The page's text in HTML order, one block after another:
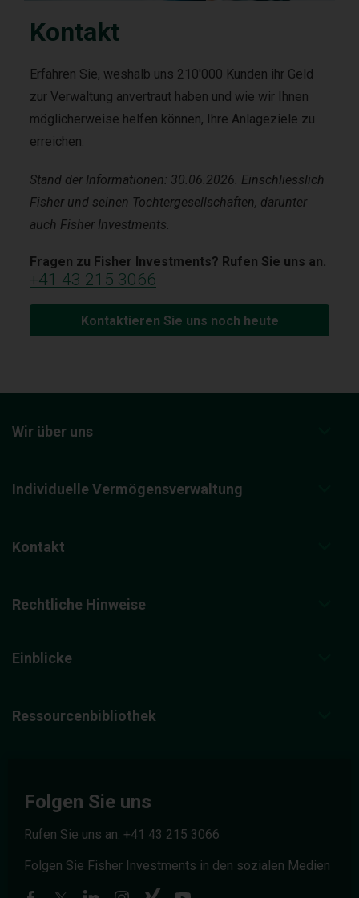
Kontakt
Erfahren Sie, weshalb uns 210'000 Kunden ihr Geld
zur Verwaltung anvertraut haben und wie wir Ihnen
möglicherweise helfen können, Ihre Anlageziele zu
erreichen.
Stand der Informationen: 30.06.2026. Einschliesslich
Fisher und seinen Tochtergesellschaften, darunter
auch Fisher Investments.
Fragen zu Fisher Investments? Rufen Sie uns an.
+41 43 215 3066
Kontaktieren Sie uns noch heute
Wir über uns
Individuelle Vermögensverwaltung
Kontakt
Rechtliche Hinweise
Einblicke
Ressourcenbibliothek
Folgen Sie uns
Rufen Sie uns an: +41 43 215 3066
Folgen Sie Fisher Investments in den sozialen Medien